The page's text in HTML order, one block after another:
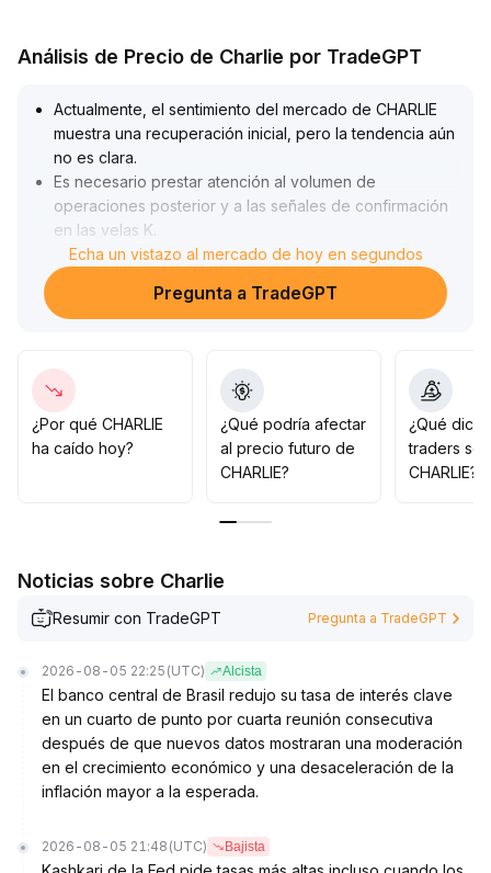
Análisis de Precio de Charlie por TradeGPT
Actualmente, el sentimiento del mercado de CHARLIE
muestra una recuperación inicial, pero la tendencia aún
no es clara.
Es necesario prestar atención al volumen de
operaciones posterior y a las señales de confirmación
en las velas K
A corto plazo, si el precio supera el nivel clave de
resistencia y va acompañado de un aumento de
volumen (se recomienda vigilar el rango de $X
moderada, pero si encuentra resistencia y retrocede,
se debe detener la pérdida decisivamente para evitar
el riesgo de una falsa ruptura.
Para una asignación a largo plazo, es fundamental
monitorear de cerca los flujos de capital y los datos en
garantizar un estricto control de riesgos
Echa un vistazo al mercado de hoy en segundos
Pregunta a TradeGPT
¿Por qué CHARLIE
ha caído hoy?
¿Qué podría afectar
al precio futuro de
CHARLIE?
¿Qué
traders
CHARLIE?
Noticias sobre Charlie
Resumir con TradeGPT Pregunta a TradeGPT
2026-08-05 22:25 (UTC) Alcista
El banco central de Brasil redujo su tasa de interés clave
en un cuarto de punto por cuarta reunión consecutiva
después de que nuevos datos mostraran una moderación
en el crecimiento económico y una desaceleración de la
inflación mayor a la esperada.
2026-08-05 21:48 (UTC) Bajista